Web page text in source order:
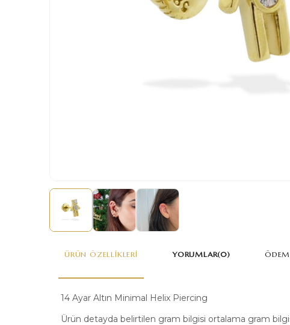
ÜRÜN ÖZELLIKLERI
14 Ayar Altın Minimal Helix Piercing
Ürün detayda belirtilen gram bilgisi ortalama gram
YORUMLAR(0)